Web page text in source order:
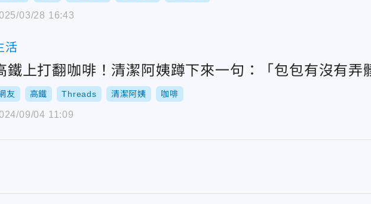
03/28 16:43
活
鐵上打翻咖啡！清潔阿姨蹲下來一句：「包包有沒有
友 高鐵 Threads 清潔阿姨 咖啡
09/04 11:09